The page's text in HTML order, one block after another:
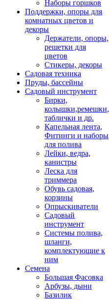
Наборы горшков
Поддержки, опоры для
комнатных цветов и
декоры
Держатели, опоры,
решетки для
цветов
Стикеры, декоры
Садовая техника
Пруды, бассейны
Садовый инструмент
Бирки,
колышки,ремешки,
таблички и др.
Капельная лента,
Фитинги и наборы
для полива
Лейки, ведра,
канистры
Леска для
триммера
Обувь садовая,
корзины
Опрыскиватели
Садовый
инструмент
Системы полива,
шланги,
комплектующие к
ним
Семена
Большая Фасовка
Арбузы, дыни
Базилик